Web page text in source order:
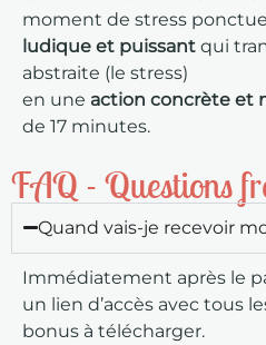
moment de stress
ludique et puissant qui
abstraite (le stress)
en une action concrète et
de 17 minutes.
FAQ - Questions
Quand vais-je recevoir
Immédiatement après le
un lien d’accès avec tous
bonus à télécharger.